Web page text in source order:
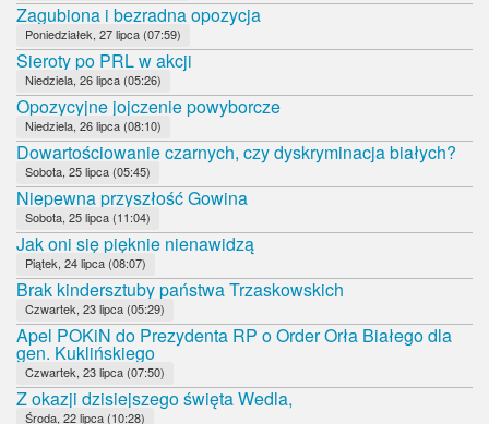
Zagubiona i bezradna opozycja
Poniedziałek, 27 lipca (07:59)
Sieroty po PRL w akcji
Niedziela, 26 lipca (05:26)
Opozycyjne jojczenie powyborcze
Niedziela, 26 lipca (08:10)
Dowartościowanie czarnych, czy dyskryminacja białych?
Sobota, 25 lipca (05:45)
Niepewna przyszłość Gowina
Sobota, 25 lipca (11:04)
Jak oni się pięknie nienawidzą
Piątek, 24 lipca (08:07)
Brak kindersztuby państwa Trzaskowskich
Czwartek, 23 lipca (05:29)
Apel POKiN do Prezydenta RP o Order Orła Białego dla
gen. Kuklińskiego
Czwartek, 23 lipca (07:50)
Z okazji dzisiejszego święta Wedla,
Środa, 22 lipca (10:28)